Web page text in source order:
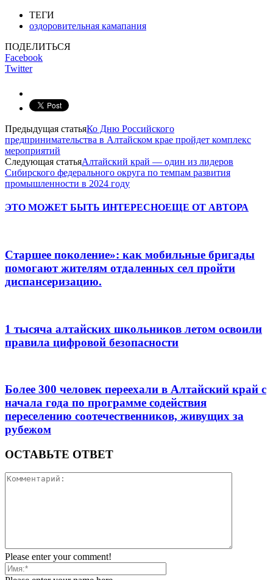
ТЕГИ
оздоровительная камапания
ПОДЕЛИТЬСЯ
Facebook
Twitter
Предыдущая статьяКо Дню Российского
предпринимательства в Алтайском крае пройдет комплекс
мероприятий
Следующая статьяАлтайский край — один из лидеров
Сибирского федерального округа по темпам развития
промышленности в 2024 году
ЭТО МОЖЕТ БЫТЬ ИНТЕРЕСНОЕЩЕ ОТ АВТОРА
Старшее поколение»: как мобильные бригады
помогают жителям отдаленных сел пройти
диспансеризацию.
1 тысяча алтайских школьников летом освоили
правила цифровой безопасности
Более 300 человек переехали в Алтайский край с
начала года по программе содействия
переселению соотечественников, живущих за
рубежом
ОСТАВЬТЕ ОТВЕТ
Please enter your comment!